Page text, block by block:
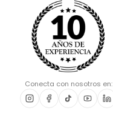
Conecta con nosotros en: